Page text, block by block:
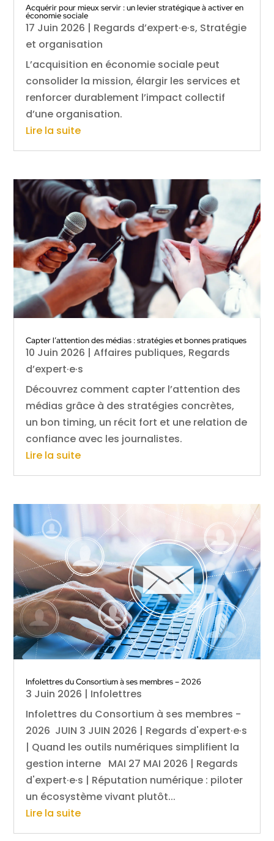
Acquérir pour mieux servir : un levier stratégique à activer en
économie sociale
17 Juin 2026 | Regards d’expert·e·s, Stratégie
et organisation
L’acquisition en économie sociale peut
consolider la mission, élargir les services et
renforcer durablement l’impact collectif
d’une organisation.
Lire la suite
Capter l’attention des médias : stratégies et bonnes pratiques
10 Juin 2026 |Affaires publiques, Regards
d’expert·e·s
Découvrez comment capter l’attention des
médias grâce à des stratégies concrètes,
un bon timing, un récit fort et une relation de
confiance avec les journalistes.
Lire la suite
Infolettres du Consortium à ses membres – 2026
3 Juin 2026 | Infolettres
Infolettres du Consortium à ses membres -
2026 JUIN 3 JUIN 2026 | Regards d'expert·e·s
| Quand les outils numériques simplifient la
gestion interne MAI 27 MAI 2026 | Regards
d'expert·e·s | Réputation numérique : piloter
un écosystème vivant plutôt...
Lire la suite